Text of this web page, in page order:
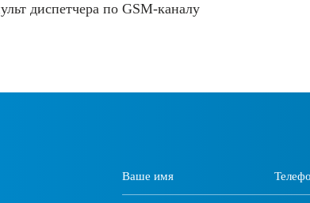
диспетчера по GSM-каналу